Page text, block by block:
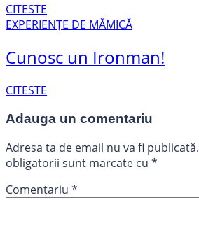
CITESTE
EXPERIENȚE DE MĂMICĂ
Cunosc un Ironman!
CITESTE
Adauga un comentariu
Adresa ta de email nu va fi publicată.
obligatorii sunt marcate cu *
Comentariu *